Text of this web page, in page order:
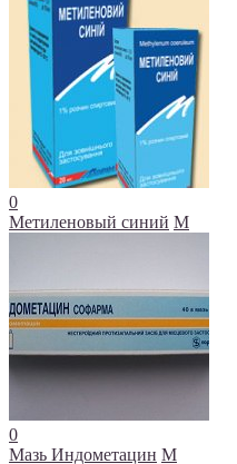
0
Метиленовый синий М
0
Мазь Индометацин М